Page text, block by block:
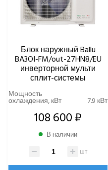
Блок наружный Ballu
BA3OI-FM/out-27HN8/EU
инверторной мульти
сплит-системы
Мощность
охлаждения, кВт 7.9 кВт
108 600 ₽
В наличии
шт